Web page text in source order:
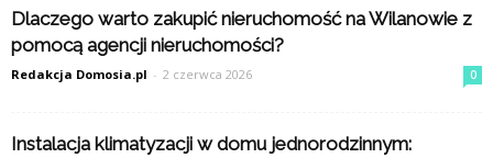
Dlaczego warto zakupić nieruchomość na Wilanowie z
pomocą agencji nieruchomości?
Redakcja Domosia.pl - 2 czerwca 2026 0
Instalacja klimatyzacji w domu jednorodzinnym: